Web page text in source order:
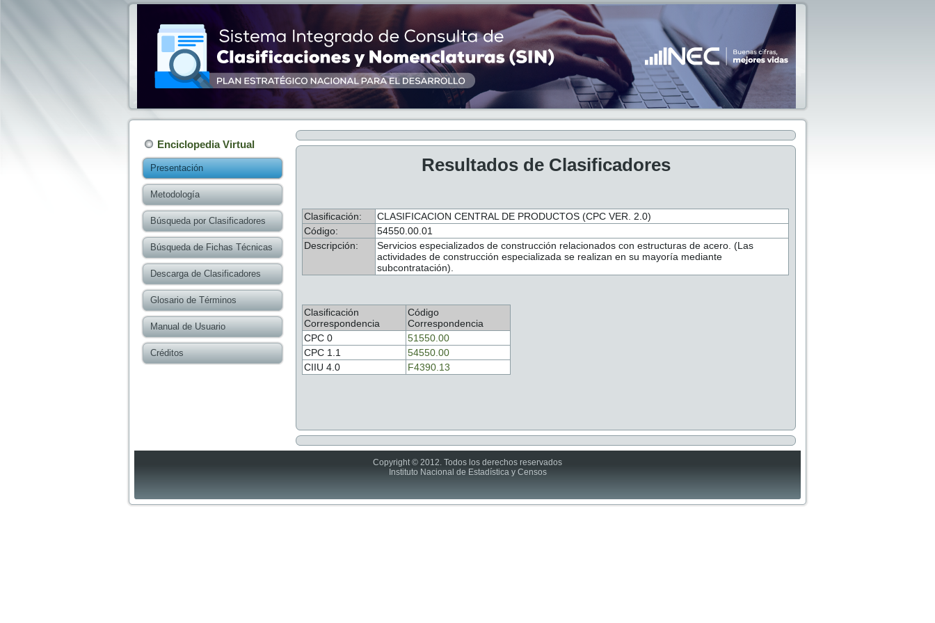
Enciclopedia Virtual
Presentación
Metodología
Búsqueda por Clasificadores
Búsqueda de Fichas Técnicas
Descarga de Clasificadores
Glosario de Términos
Manual de Usuario
Créditos
Resultados de Clasificadores
Clasificación:
CLASIFICACION CENTRAL DE PRODUCTOS (CPC VER. 2.0)
Código:
54550.00.01
Descripción:
Servicios especializados de construcción relacionados con estructuras de acero. (Las
actividades de construcción especializada se realizan en su mayoría mediante
subcontratación).
Clasificación
Correspondencia
Código
Correspondencia
CPC 0
51550.00
CPC 1.1
54550.00
CIIU 4.0
F4390.13
Copyright © 2012. Todos los derechos reservados
Instituto Nacional de Estadística y Censos